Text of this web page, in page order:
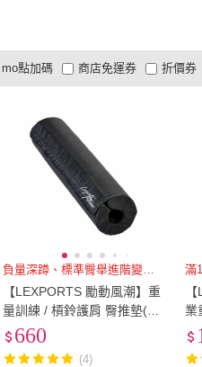
折價券
商
mo點加碼
大家電安心配
大家電快配
商店免運券
及以上
負量深蹲、標準臀舉進階變化臀舉
【LEXPORTS 勵動風潮】重
量訓練 / 槓鈴護肩 臀推墊(槓
鈴護肩 臀推墊 健身 重訓 舉
660
(4)
滿
業
快扣(